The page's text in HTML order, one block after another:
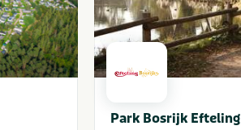
Park Bosrijk Efteling